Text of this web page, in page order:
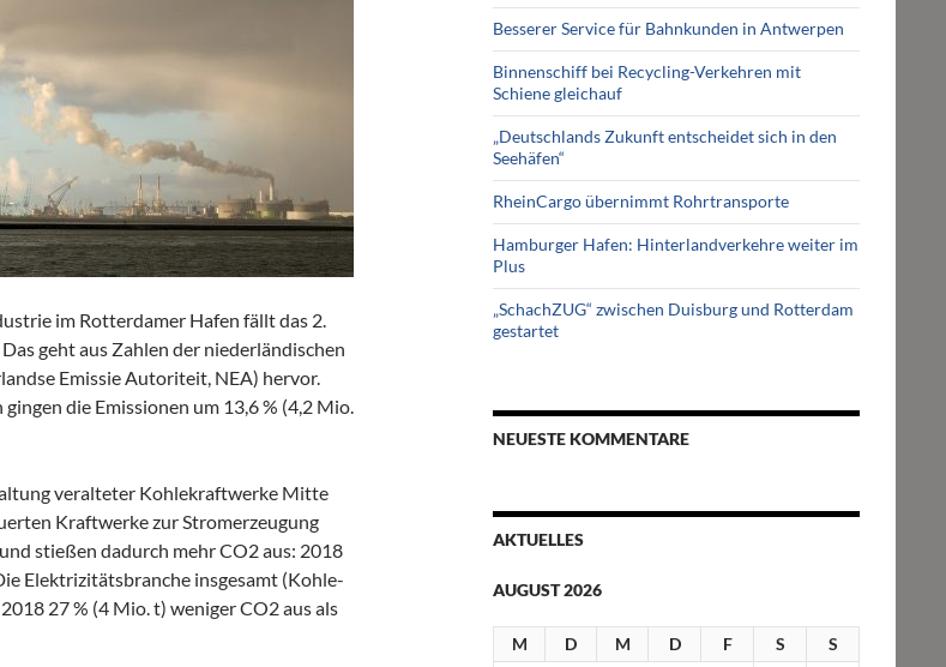
im Rotterdamer Hafen fällt das 2.
geht aus Zahlen der niederländischen
Emissie Autoriteit, NEA) hervor.
die Emissionen um 13,6 % (4,2 Mio.
veralteter Kohlekraftwerke Mitte
Kraftwerke zur Stromerzeugung
stießen dadurch mehr CO2 aus: 2018
Elektrizitätsbranche insgesamt (Kohle-
27 % (4 Mio. t) weniger CO2 aus als
Besserer Service für Bahnkunden in Antwerpen
Binnenschiff bei Recycling-Verkehren mit
Schiene gleichauf
„Deutschlands Zukunft entscheidet sich in den
Seehäfen“
RheinCargo übernimmt Rohrtransporte
Hamburger Hafen: Hinterlandverkehre weiter im
Plus
„SchachZUG“ zwischen Duisburg und Rotterdam
gestartet
NEUESTE KOMMENTARE
AKTUELLES
AUGUST 2026
M D M D F S
S